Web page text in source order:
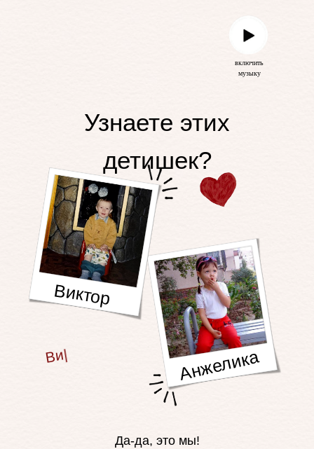
включить
музыку
Да-да, это мы!
Узнаете этих
детишек?
Виктор + Ан Анжелика
Виктор